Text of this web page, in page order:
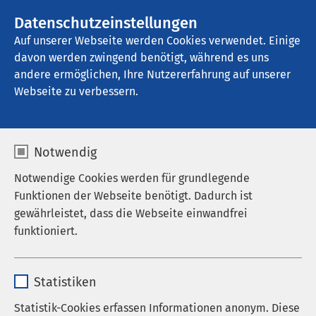
Datenschutzeinstellungen
Auf unserer Webseite werden Cookies verwendet. Einige
davon werden zwingend benötigt, während es uns
andere ermöglichen, Ihre Nutzererfahrung auf unserer
Webseite zu verbessern.
Notwendig
Notwendige Cookies werden für grundlegende
Funktionen der Webseite benötigt. Dadurch ist
gewährleistet, dass die Webseite einwandfrei
funktioniert.
Anbieter sgalinski
Statistiken
Statistik-Cookies erfassen Informationen anonym. Diese
AMEOS Klinikum Aschersleben